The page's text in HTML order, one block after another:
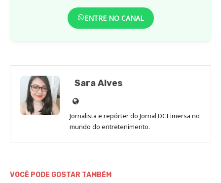
ENTRE NO CANAL
Sara Alves
Site
de
Sara
Jornalista e repórter do Jornal DCI imersa no
mundo do entretenimento.
VOCÊ PODE GOSTAR TAMBÉM